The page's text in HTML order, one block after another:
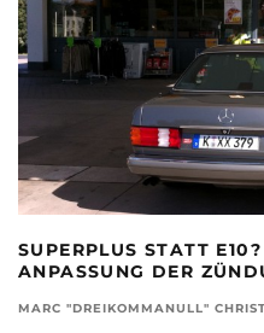
SUPERPLUS STATT
ANPASSUNG DER
MARC "DREIKOMMANULL"